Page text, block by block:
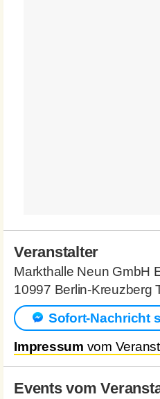
Veranstalter
Markthalle Neun GmbH
10997 Berlin-Kreuzberg
Sofort-Nachricht
Impressum vom
Events vom